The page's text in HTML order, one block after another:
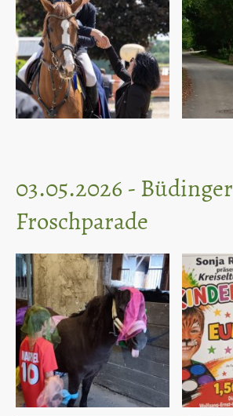
03.05.2026 - Büdinger
Froschparade